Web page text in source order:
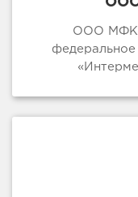
ООО МФК